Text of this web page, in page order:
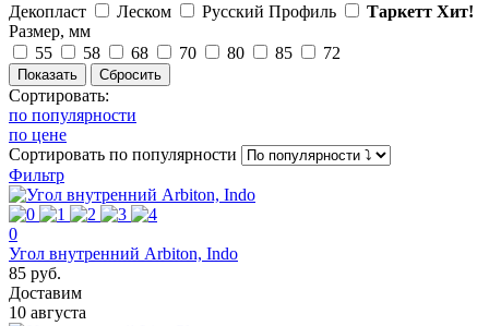
Декопласт
Леском Русский Профиль Таркетт Хит!
Размер, мм
55
58 68 70 80 85 72
Сортировать:
по популярности
по цене
Сортировать по популярности
Фильтр
0
Угол внутренний Arbiton, Indo
85 руб.
Доставим
10 августа